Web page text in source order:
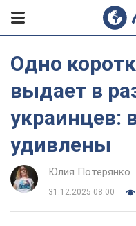
Одно
выдает в
украинцев:
удивлены
Юлия Потерянко
31.12.2025 08:00